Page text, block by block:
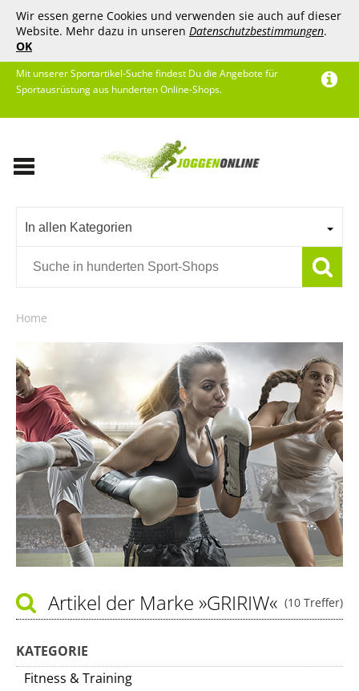
Wir essen gerne Cookies und verwenden sie auch auf dieser
Website. Mehr dazu in unseren Datenschutzbestimmungen.
OK
Mit unserer Sportartikel-Suche findest Du die Angebote für
Sportausrüstung aus hunderten Online-Shops.
In allen Kategorien
Home
(10 Treffer)
Artikel der Marke »GRIRIW«
KATEGORIE
Fitness & Training